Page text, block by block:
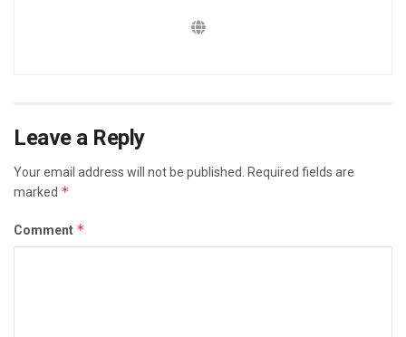
Leave a Reply
Your email address will not be published. Required fields are
marked *
Comment *